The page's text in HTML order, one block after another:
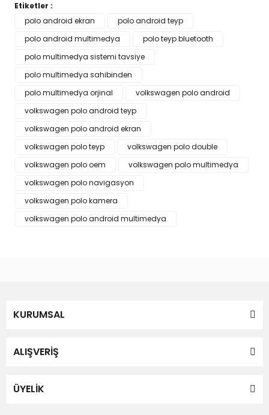
Bu ürüne ilk yorumu siz yapın!
Yorum Yaz
Bu ürünün fiyat bilgisi, resim, ürün açıklamalarında ve diğer
kullanarak tarafımıza iletebilirsiniz.
Görüş ve önerileriniz için teşekkür ederiz.
Ürün bilgilerinde hatalar bulunuyor.
Ürün fiyatı diğer sitelerden daha pahalı.
Bu ürüne benzer farklı alternatifler olmalı.
Etiketler :
polo android ekran
polo android teyp
polo android multimedya
polo teyp bluetooth
polo multimedya sistemi tavsiye
polo multimedya sahibinden
polo multimedya orjinal
volkswagen polo android
volkswagen polo android teyp
volkswagen polo android ekran
volkswagen polo teyp
volkswagen polo double
volkswagen polo oem
volkswagen polo multimedya
volkswagen polo navigasyon
volkswagen polo kamera
volkswagen polo android multimedya
KURUMSAL
ALIŞVERİŞ
ÜYELİK